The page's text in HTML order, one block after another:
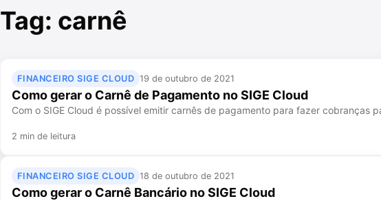
Tag: carnê
FINANCEIRO SIGE CLOUD 19 de outubro de 2021
Como gerar o Carnê de Pagamento no SIGE Cloud
Com o SIGE Cloud é possível emitir carnês de pagamento para fazer
2 min de leitura
FINANCEIRO SIGE CLOUD 18 de outubro de 2021
Como gerar o Carnê Bancário no SIGE Cloud